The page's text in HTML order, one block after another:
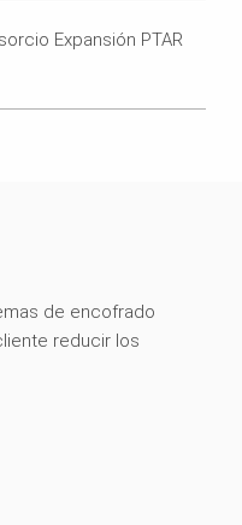
Expansión PTAR
de encofrado
reducir los